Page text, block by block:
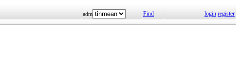
adm Find login register